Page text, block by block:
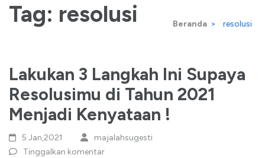
Enter)
dan Solusi
Tag: resolusi Beranda > resolusi
Lakukan 3 Langkah Ini Supaya
Resolusimu di Tahun 2021
Menjadi Kenyataan !
5 Jan,2021
majalahsugesti
Tinggalkan komentar